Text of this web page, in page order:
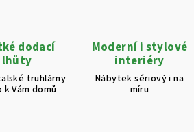
dodací
lhůty
truhlárny
k Vám domů
Moderní i stylové
interiéry
Nábytek sériový i na
míru